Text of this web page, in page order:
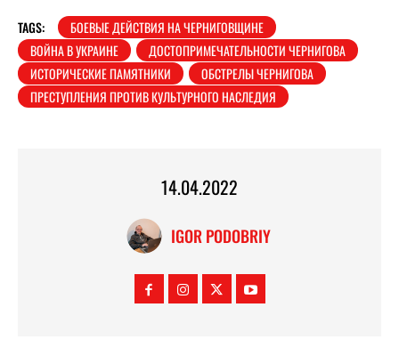
TAGS:
БОЕВЫЕ ДЕЙСТВИЯ НА ЧЕРНИГОВЩИНЕ
ВОЙНА В УКРАИНЕ
ДОСТОПРИМЕЧАТЕЛЬНОСТИ ЧЕРНИГОВА
ИСТОРИЧЕСКИЕ ПАМЯТНИКИ
ОБСТРЕЛЫ ЧЕРНИГОВА
ПРЕСТУПЛЕНИЯ ПРОТИВ КУЛЬТУРНОГО НАСЛЕДИЯ
14.04.2022
IGOR PODOBRIY